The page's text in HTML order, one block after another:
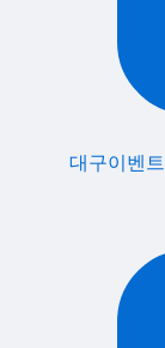
대구이벤트